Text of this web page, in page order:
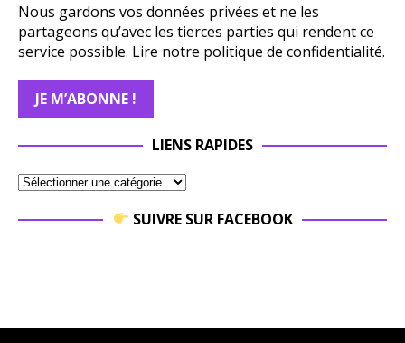
Nous gardons vos données privées et ne les
partageons qu’avec les tierces parties qui rendent ce
service possible. Lire notre politique de confidentialité.
LIENS RAPIDES
SUIVRE SUR FACEBOOK